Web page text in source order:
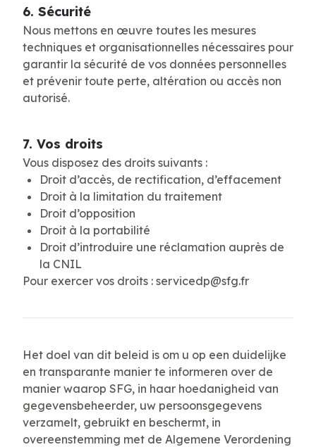
6. Sécurité
Nous mettons en œuvre toutes les mesures
techniques et organisationnelles nécessaires pour
garantir la sécurité de vos données personnelles
et prévenir toute perte, altération ou accès non
autorisé.
7. Vos droits
Vous disposez des droits suivants :
Droit d’accès, de rectification, d’effacement
Droit à la limitation du traitement
Droit d’opposition
Droit à la portabilité
Droit d’introduire une réclamation auprès de
la CNIL
Pour exercer vos droits : servicedp@sfg.fr
Het doel van dit beleid is om u op een duidelijke
en transparante manier te informeren over de
manier waarop SFG, in haar hoedanigheid van
gegevensbeheerder, uw persoonsgegevens
verzamelt, gebruikt en beschermt, in
overeenstemming met de Algemene Verordening